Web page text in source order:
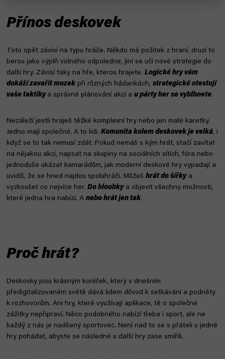
Přínos deskovek
Toto opět závisí na typu hráče. Někdo má požitek z hraní, druzí to
berou jako výplň volného odpoledne, jiní se učí nové strategie do
další hry. Závisí taky na hře, kterou hrajete. Logické hry vám
dokáží zavařit mozek při různých hádankách, strategické otestují
vaše taktiky a správné plánování akcí a u párty her se vyblbnete.
Nezáleží jestli hraješ těžké komplexní hry nebo jen malé karetky.
Jedno mají společné. A to lidi. Komunita kolem deskovek je velká, i
když se to tak nemusí zdát. Pokud nemáš s kým hrát, stačí zavítat
na nějakou akci, napsat na skupiny na sociálních sítích, fóra nebo
jednoduše ukázat kamarádům, jak moderní deskové hry vypadají a
uvidíš, že se hned najdou spoluhráči. Můžeš hrát do šířkya
vyzkoušet co nejvíce her. Do hloubkya objevit všechny možnosti,
které jedna hra nabízí. A nebo hrát jen tak.
Proč hrát?
Deskovky jsou krásným koníček, který v dnešním
předigitalizovaném světě dává lidem důvod k setkávání a podněty
k rozhovorům. Ani hry, které využívají aplikace, tě o společné
zážitky nepřipraví. Něco podobného nabízí třeba i sport, ale ne
každý z nás je nadšený sportovec. Není nad to se s přáteli u jedné
hry pohádat, abyste se následné u další hry zase smířili.